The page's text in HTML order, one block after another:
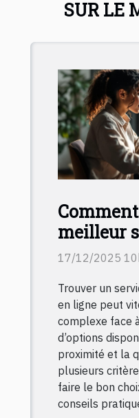
SUR LE
meilleur
17/12/2025
Trouver un
en ligne peut
complexe face
d’options
proximité et la
plusieurs
faire le bon
conseils